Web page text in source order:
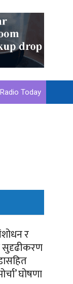
Radio Today
र
सुदृढीकरण
घोषणा